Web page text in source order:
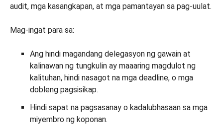
audit, mga kasangkapan, at mga pamantayan sa pag-uulat.
Mag-ingat para sa:
Ang hindi magandang delegasyon ng gawain at
kalinawan ng tungkulin ay maaaring magdulot ng
kalituhan, hindi nasagot na mga deadline, o mga
dobleng pagsisikap.
Hindi sapat na pagsasanay o kadalubhasaan sa mga
miyembro ng koponan.